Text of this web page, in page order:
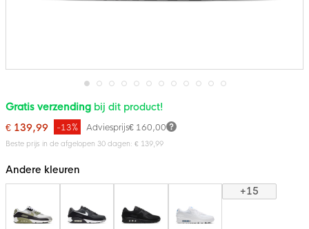
Ga
naar
begin
van
gallerij
Gratis verzending bij dit product!
€ 139,99
Adviesprijs€ 160,00
-13%
Beste prijs in de afgelopen 30 dagen: € 139,99
Andere kleuren
+15